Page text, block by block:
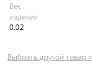
Вес
изделия
0.02
Выбрать другой товар »